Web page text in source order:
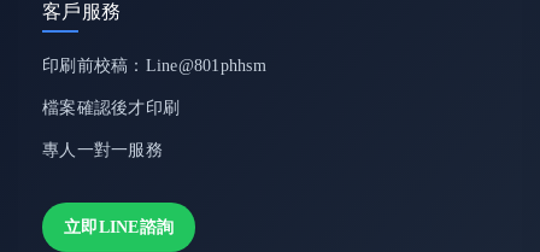
客戶服務
印刷前校稿：Line@801phhsm
檔案確認後才印刷
專人一對一服務
立即LINE諮詢